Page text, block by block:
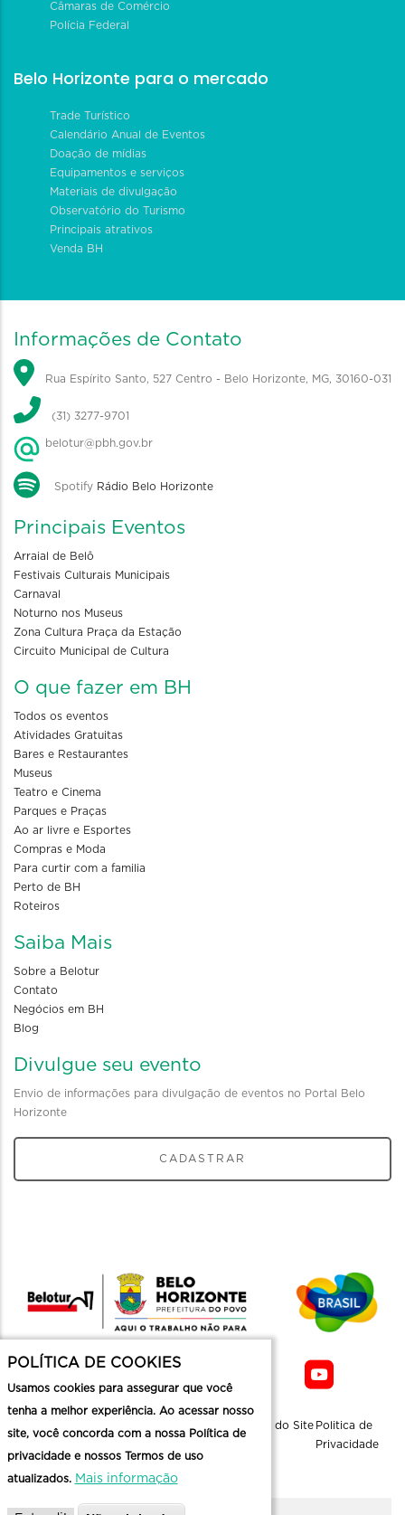
Câmaras de Comércio
Polícia Federal
Belo Horizonte para o mercado
Trade Turístico
Calendário Anual de Eventos
Doação de mídias
Equipamentos e serviços
Materiais de divulgação
Observatório do Turismo
Principais atrativos
Venda BH
Informações de Contato
Rua Espírito Santo, 527 Centro - Belo Horizonte, MG, 30160-031
(31) 3277-9701
belotur@pbh.gov.br
Spotify Rádio Belo Horizonte
Principais Eventos
Arraial de Belô
Festivais Culturais Municipais
Carnaval
Noturno nos Museus
Zona Cultura Praça da Estação
Circuito Municipal de Cultura
O que fazer em BH
Todos os eventos
Atividades Gratuitas
Bares e Restaurantes
Museus
Teatro e Cinema
Parques e Praças
Ao ar livre e Esportes
Compras e Moda
Para curtir com a familia
Perto de BH
Roteiros
Saiba Mais
Sobre a Belotur
Contato
Negócios em BH
Blog
Divulgue seu evento
Envio de informações para divulgação de eventos no Portal Belo
Horizonte
CADASTRAR
Mapa do Site Politica de
Privacidade
POLÍTICA DE COOKIES
Usamos cookies para assegurar que você
tenha a melhor experiência. Ao acessar nosso
site, você concorda com a nossa Política de
privacidade e nossos Termos de uso
atualizados. Mais informação